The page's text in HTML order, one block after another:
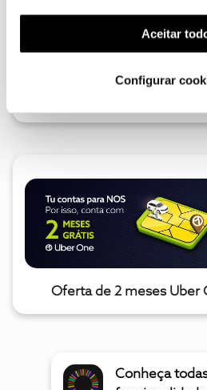
funcionalidade) e adaptar
(cookies de publicidade
utilização dos cookies clicando
Aceitar
Configurar
Oferta de 2 meses Uber
Conheça